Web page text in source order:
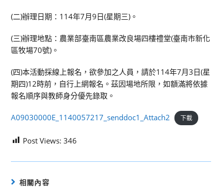
(二)辦理日期：114年7月9日(星期三)。
(三)辦理地點：農業部臺南區農業改良場四樓禮堂(臺南市新化
區牧場70號)。
(四)本活動採線上報名，欲參加之人員，請於114年7月3日(星
期四)12時前，自行上網報名。茲因場地所限，如額滿將依據
報名順序與教師身分優先錄取。
A09030000E_1140057217_senddoc1_Attach2 下載
Post Views: 346
相關內容